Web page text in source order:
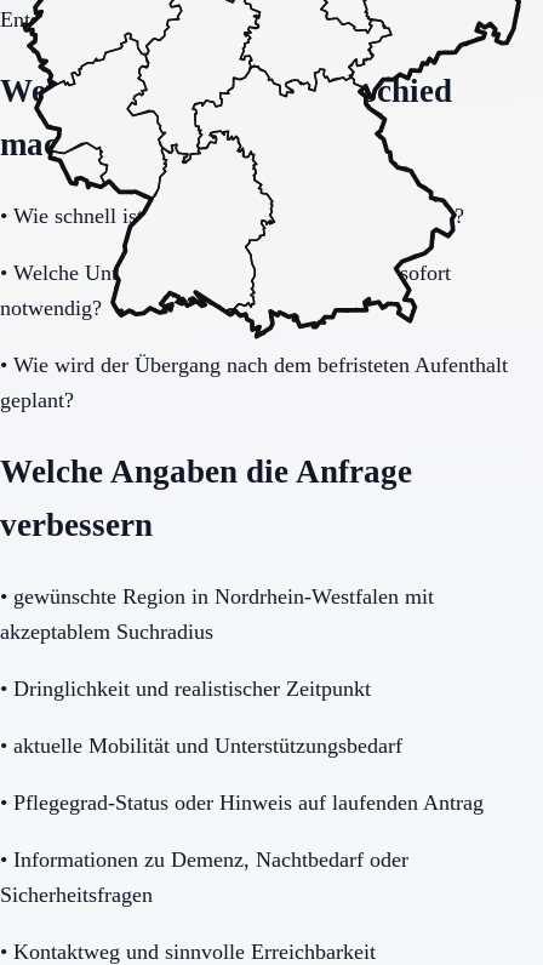
Entscheidung vollständig klären.
Welche Fragen den Unterschied
machen
• Wie schnell ist eine Aufnahme realistisch möglich?
• Welche Unterlagen und Informationen sind sofort
notwendig?
• Wie wird der Übergang nach dem befristeten Aufenthalt
geplant?
Welche Angaben die Anfrage
verbessern
• gewünschte Region in Nordrhein-Westfalen mit
akzeptablem Suchradius
• Dringlichkeit und realistischer Zeitpunkt
• aktuelle Mobilität und Unterstützungsbedarf
• Pflegegrad-Status oder Hinweis auf laufenden Antrag
• Informationen zu Demenz, Nachtbedarf oder
Sicherheitsfragen
• Kontaktweg und sinnvolle Erreichbarkeit